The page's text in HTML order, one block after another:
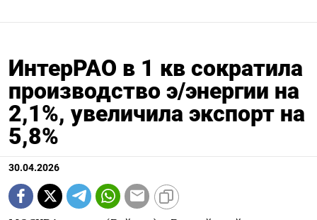
ИнтерРАО в 1 кв сократила
производство э/энергии на
2,1%, увеличила экспорт на
5,8%
30.04.2026